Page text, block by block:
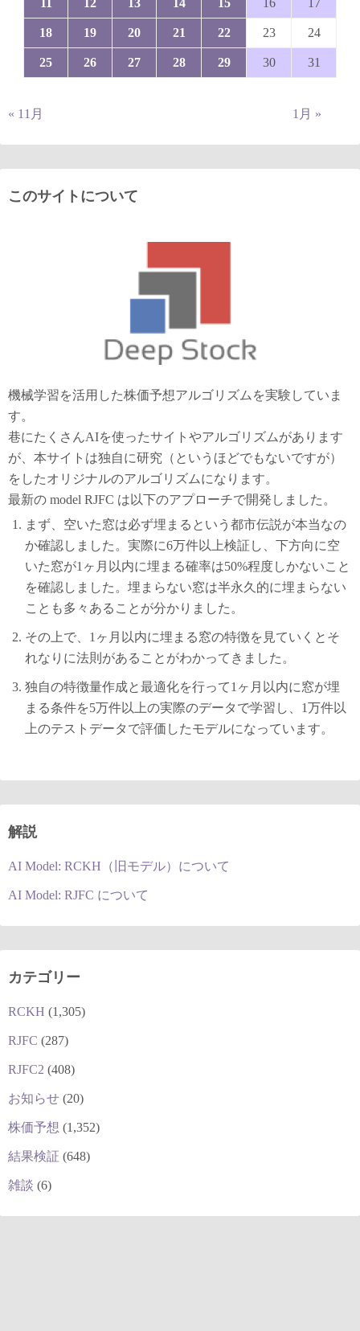
11 12 13 14 15 16 17
18 19 20 21 22 23 24
25 26 27 28 29 30 31
« 11月 1月 »
このサイトについて
機械学習を活用した株価予想アルゴリズムを実験していま
す。
巷にたくさんAIを使ったサイトやアルゴリズムがあります
が、本サイトは独自に研究（というほどでもないですが）
をしたオリジナルのアルゴリズムになります。
最新の model RJFC は以下のアプローチで開発しました。
まず、空いた窓は必ず埋まるという都市伝説が本当なの
か確認しました。実際に6万件以上検証し、下方向に空
いた窓が1ヶ月以内に埋まる確率は50%程度しかないこと
を確認しました。埋まらない窓は半永久的に埋まらない
ことも多々あることが分かりました。
その上で、1ヶ月以内に埋まる窓の特徴を見ていくとそ
れなりに法則があることがわかってきました。
独自の特徴量作成と最適化を行って1ヶ月以内に窓が埋
まる条件を5万件以上の実際のデータで学習し、1万件以
上のテストデータで評価したモデルになっています。
解説
AI Model: RCKH（旧モデル）について
AI Model: RJFC について
カテゴリー
RCKH (1,305)
RJFC (287)
RJFC2 (408)
お知らせ (20)
株価予想 (1,352)
結果検証 (648)
雑談 (6)